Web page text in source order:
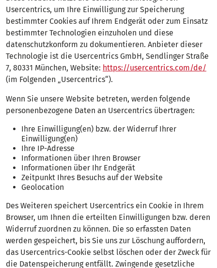
Usercentrics, um Ihre Einwilligung zur Speicherung
bestimmter Cookies auf Ihrem Endgerät oder zum Einsatz
bestimmter Technologien einzuholen und diese
datenschutzkonform zu dokumentieren. Anbieter dieser
Technologie ist die Usercentrics GmbH, Sendlinger Straße
7, 80331 München, Website: https://usercentrics.com/de/
(im Folgenden „Usercentrics“).
Wenn Sie unsere Website betreten, werden folgende
personenbezogene Daten an Usercentrics übertragen:
Ihre Einwilligung(en) bzw. der Widerruf Ihrer
Einwilligung(en)
Ihre IP-Adresse
Informationen über Ihren Browser
Informationen über Ihr Endgerät
Zeitpunkt Ihres Besuchs auf der Website
Geolocation
Des Weiteren speichert Usercentrics ein Cookie in Ihrem
Browser, um Ihnen die erteilten Einwilligungen bzw. deren
Widerruf zuordnen zu können. Die so erfassten Daten
werden gespeichert, bis Sie uns zur Löschung auffordern,
das Usercentrics-Cookie selbst löschen oder der Zweck für
die Datenspeicherung entfällt. Zwingende gesetzliche